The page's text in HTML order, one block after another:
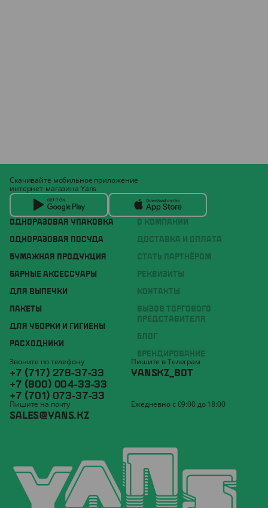
ОДНОРАЗОВАЯ УПАКОВКА
ОДНОРАЗОВАЯ ПОСУДА
БУМАЖНАЯ ПРОДУКЦИЯ
БАРНЫЕ АКСЕССУАРЫ
ДЛЯ ВЫПЕЧКИ
ПАКЕТЫ
ДЛЯ УБОРКИ И ГИГИЕНЫ
РАСХОДНИКИ
О КОМПАНИИ
ДОСТАВКА И ОПЛАТА
СТАТЬ ПАРТНЁРОМ
РЕКВИЗИТЫ
КОНТАКТЫ
ВЫЗОВ ТОРГОВОГО
ПРЕДСТАВИТЕЛЯ
БЛОГ
БРЕНДИРОВАНИЕ
Скачивайте мобильное приложение
интернет-магазина Yans
Звоните по телефону
+7 (717) 278-37-33
+7 (800) 004-33-33
+7 (701) 073-37-33
Пишите в Телеграм
YANSKZ_BOT
Пишите на почту
SALES@YANS.KZ
Ежедневно с 09:00 до 18:00